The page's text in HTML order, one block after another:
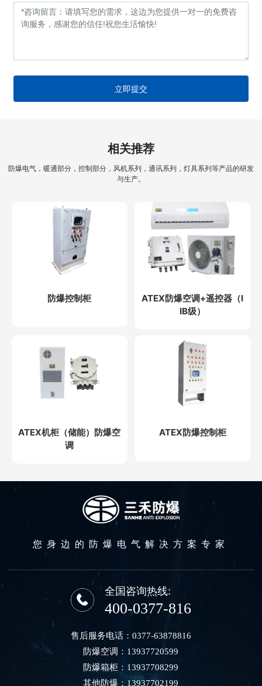
立即提交
相关推荐
防爆电气，暖通部分，控制部分，风机系列，通讯系列，灯具系列等产品的研发
与生产。
防爆控制柜
ATEX防爆空调+遥控器（I
IB级）
ATEX机柜（储能）防爆空
调
ATEX防爆控制柜
您身边的防爆电气解决方案专家
全国咨询热线:
400-0377-816
售后服务电话： 0377-63878816
防爆空调： 13937720599
防爆箱柜： 13937708299
其他防爆： 13937702199